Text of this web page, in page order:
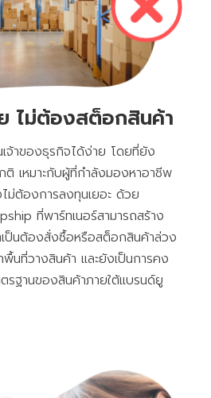
ไม่ต้องสต็อกสินค้า
เจ้าของธุรกิจได้ง่าย โดยที่ยัง
ติ เหมาะกับผู้ที่กำลังมองหาอาชีพ
ม่ต้องการลงทุนเยอะ ด้วย
ที่พาร์ทเนอร์สามารถสร้าง
ป็นต้องสั่งซื้อหรือสต็อกสินค้าล่วง
นที่วางสินค้า และยังเป็นการคง
ฐานของสินค้าภายใต้แบรนด์ยู